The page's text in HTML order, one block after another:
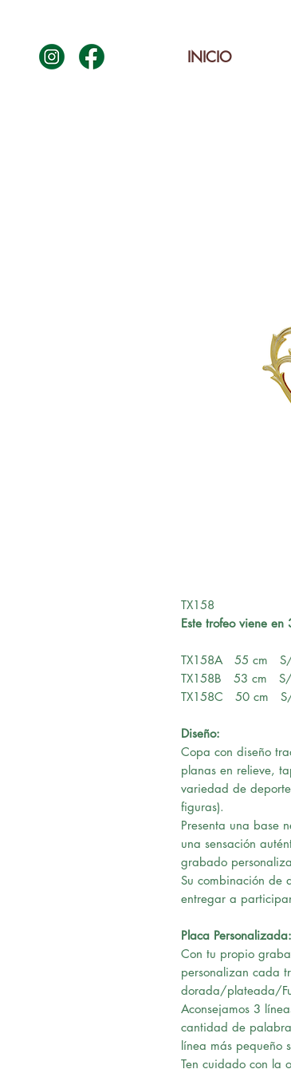
INICIO
TX158
Este trofeo viene en
TX158A 55 cm
TX158B 53 cm
TX158C 50 cm
Diseño:
Copa con diseño
planas en relieve,
variedad de
figuras).
Presenta una base
una sensación
grabado
Su combinación de
entregar a
Placa Personalizada:
Con tu propio
personalizan cada
dorada/plateada/
Aconsejamos 3
cantidad de
línea más pequeño
Ten cuidado con la